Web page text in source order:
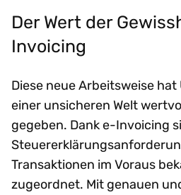
Der Wert der
Invoicing
Diese neue Arbeitsweise
einer unsicheren Welt
gegeben. Dank e-Invoicing
Transaktionen im Voraus
zugeordnet. Mit genauen